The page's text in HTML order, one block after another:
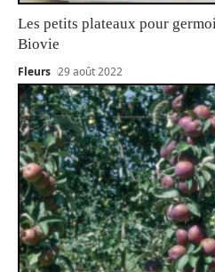
Les petits plateaux pour
Biovie
Fleurs 29 août 2022